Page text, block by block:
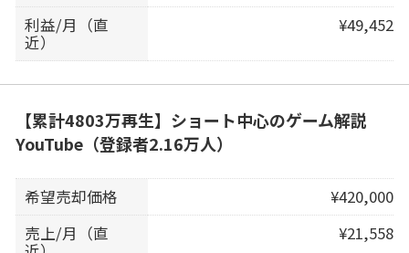
利益/月（直
近）
¥49,452
【累計4803万再生】ショート中心のゲーム解説
YouTube（登録者2.16万人）
希望売却価格
¥420,000
売上/月（直
¥21,558